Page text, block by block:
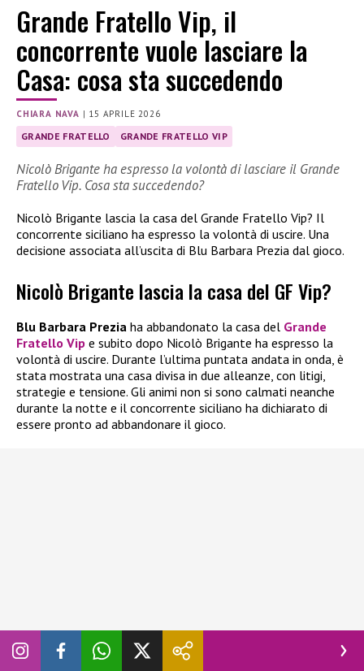
Grande Fratello Vip, il
concorrente vuole lasciare la
Casa: cosa sta succedendo
CHIARA NAVA | 15 APRILE 2026
GRANDE FRATELLO GRANDE FRATELLO VIP
Nicolò Brigante ha espresso la volontà di lasciare il Grande
Fratello Vip. Cosa sta succedendo?
Nicolò Brigante lascia la casa del Grande Fratello Vip? Il
concorrente siciliano ha espresso la volontà di uscire. Una
decisione associata all’uscita di Blu Barbara Prezia dal gioco.
Nicolò Brigante lascia la casa del GF Vip?
Blu Barbara Prezia ha abbandonato la casa del Grande
Fratello Vip e subito dopo Nicolò Brigante ha espresso la
volontà di uscire. Durante l’ultima puntata andata in onda, è
stata mostrata una casa divisa in due alleanze, con litigi,
strategie e tensione. Gli animi non si sono calmati neanche
durante la notte e il concorrente siciliano ha dichiarato di
essere pronto ad abbandonare il gioco.